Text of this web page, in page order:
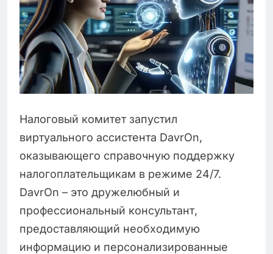
Налоговый комитет запустил
виртуального ассистента DavrOn,
оказывающего справочную поддержку
налогоплательщикам в режиме 24/7.
DavrOn – это дружелюбный и
профессиональный консультант,
предоставляющий необходимую
информацию и персонализированные